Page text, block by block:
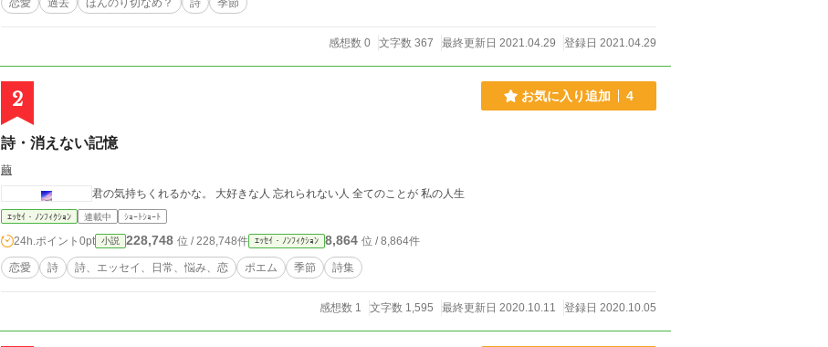
恋愛 過去 ほんのり切なめ？ 詩 季節
感想数 0 文字数 367 最終更新日 2021.04.29 登録日 2021.04.29
2 お気に入り追加 4
詩・消えない記憶
繭
君の気持ちくれるかな。 大好きな人 忘れられない人 全てのことが 私の人生
ｴｯｾｲ・ﾉﾝﾌｨｸｼｮﾝ 連載中 ｼｮｰﾄｼｮｰﾄ
24h.ポイント 0pt 小説 228,748 位 / 228,748件 ｴｯｾｲ・ﾉﾝﾌｨｸｼｮﾝ 8,864 位 / 8,864件
恋愛 詩 詩、エッセイ、日常、悩み、恋 ポエム 季節 詩集
感想数 1 文字数 1,595 最終更新日 2020.10.11 登録日 2020.10.05